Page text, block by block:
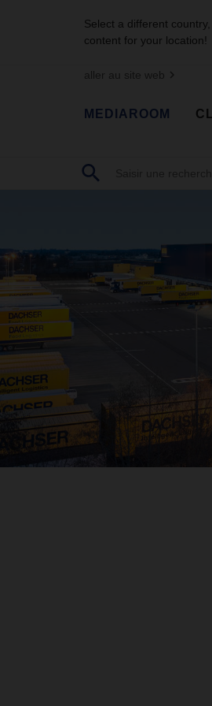
Select a different
content for your location!
aller au site web
MEDIAROOM